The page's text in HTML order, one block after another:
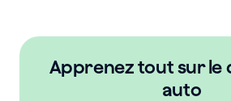
Apprenez tout sur le
auto